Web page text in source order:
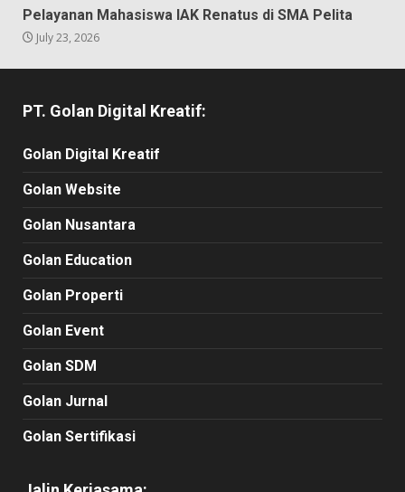
Pelayanan Mahasiswa IAK Renatus di SMA Pelita
July 23, 2026
PT. Golan Digital Kreatif:
Golan Digital Kreatif
Golan Website
Golan Nusantara
Golan Education
Golan Properti
Golan Event
Golan SDM
Golan Jurnal
Golan Sertifikasi